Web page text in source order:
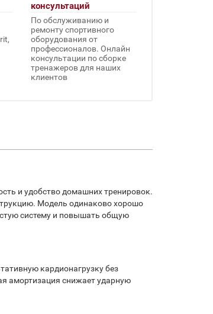
консультаций
По обслуживанию и
ремонту спортивного
оборудования от
профессионалов. Онлайн
консультации по сборке
тренажеров для наших
клиентов
и удобство домашних тренировок.
Модель одинаково хорошо
систему и повышать общую
кардионагрузку без
амортизация снижает ударную